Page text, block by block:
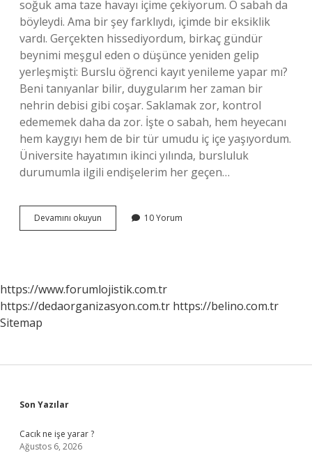
soğuk ama taze havayı içime çekiyorum. O sabah da
böyleydi. Ama bir şey farklıydı, içimde bir eksiklik
vardı. Gerçekten hissediyordum, birkaç gündür
beynimi meşgul eden o düşünce yeniden gelip
yerleşmişti: Burslu öğrenci kayıt yenileme yapar mı?
Beni tanıyanlar bilir, duygularım her zaman bir
nehrin debisi gibi coşar. Saklamak zor, kontrol
edememek daha da zor. İşte o sabah, hem heyecanı
hem kaygıyı hem de bir tür umudu iç içe yaşıyordum.
Üniversite hayatımın ikinci yılında, bursluluk
durumumla ilgili endişelerim her geçen…
Devamını okuyun
öğrenci
?
10 Yorum
https://www.forumlojistik.com.tr
https://dedaorganizasyon.com.tr https://belino.com.tr
Sitemap
Sidebar
Son Yazılar
Cacık ne işe yarar ?
Ağustos 6, 2026